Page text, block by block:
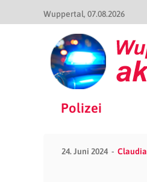
Wuppertal 07.08.2026
Polizei
24. Juni 2024